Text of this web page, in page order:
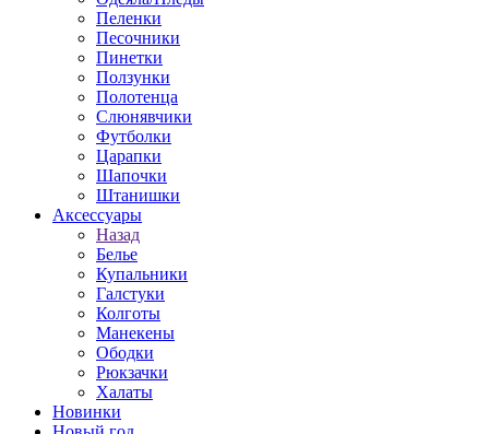
Пеленки
Песочники
Пинетки
Ползунки
Полотенца
Слюнявчики
Футболки
Царапки
Шапочки
Штанишки
Аксессуары
Назад
Белье
Купальники
Галстуки
Колготы
Манекены
Ободки
Рюкзачки
Халаты
Новинки